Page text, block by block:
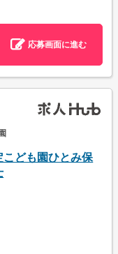
応募画面に進む
ども園ひとみ保